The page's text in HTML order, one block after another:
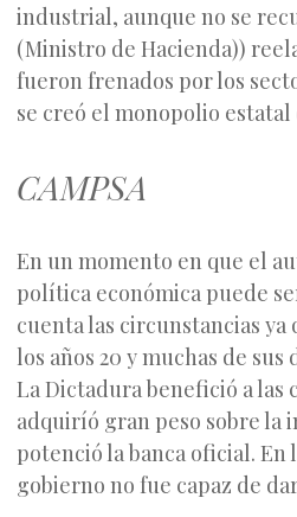
industrial, aunque no se
(Ministro de Hacienda))
fueron frenados por los
se creó el monopolio
CAMPSA
En un momento en que el
política económica puede
cuenta las circunstancias
los años 20 y muchas de
La Dictadura benefició a las
adquiríó gran peso sobre la
potenció la banca oficial.
gobierno no fue capaz de